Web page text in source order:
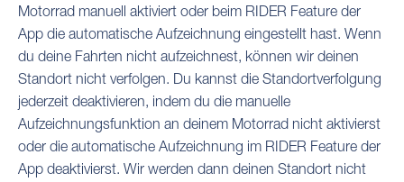
Motorrad manuell aktiviert oder beim RIDER Feature der
App die automatische Aufzeichnung eingestellt hast. Wenn
du deine Fahrten nicht aufzeichnest, können wir deinen
Standort nicht verfolgen. Du kannst die Standortverfolgung
jederzeit deaktivieren, indem du die manuelle
Aufzeichnungsfunktion an deinem Motorrad nicht aktivierst
oder die automatische Aufzeichnung im RIDER Feature der
App deaktivierst. Wir werden dann deinen Standort nicht